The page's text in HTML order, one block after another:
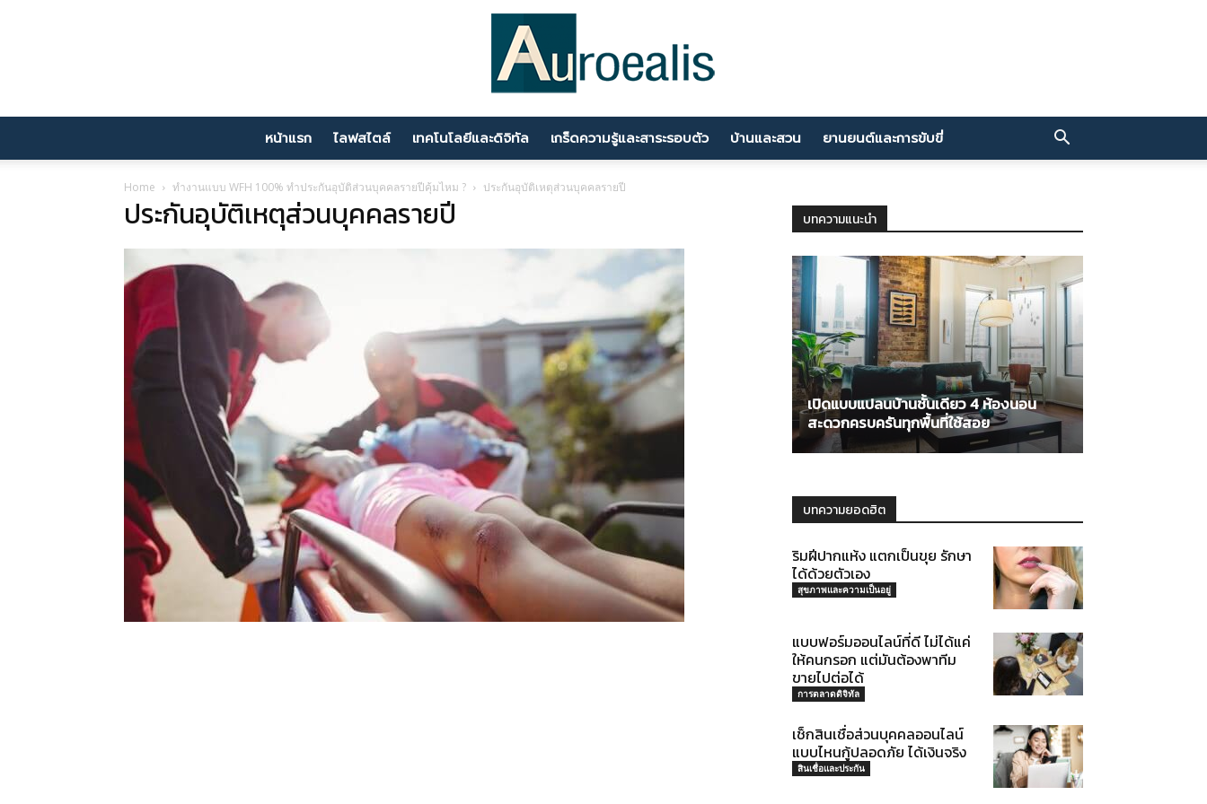
นานา
สาระ
ความ
รู้
ทุก
หน้าแรก ไลฟสไตล์ เทคโนโลยีและดิจิทัล เกร็ดความรู้และสาระรอบตัว บ้านและสวน ยานยนต์และการขับขี่
Home ทำงานแบบ WFH 100% ทำประกันอุบัติส่วนบุคคลรายปีคุ้มไหม ? ประกันอุบัติเหตุส่วนบุคคลรายปี
ประกันอุบัติเหตุส่วนบุคคลรายปี บทความแนะนำ
เปิดแบบแปลนบ้านชั้นเดียว 4 ห้องนอน
สะดวกครบครันทุกพื้นที่ใช้สอย
บทความยอดฮิต
ริมฝีปากแห้ง แตกเป็นขุย รักษา
ได้ด้วยตัวเอง
สุขภาพและความเป็นอยู่
แบบฟอร์มออนไลน์ที่ดี ไม่ได้แค่
ให้คนกรอก แต่มันต้องพาทีม
ขายไปต่อได้
การตลาดดิจิทัล
เช็กสินเชื่อส่วนบุคคลออนไลน์
แบบไหนกู้ปลอดภัย ได้เงินจริง
สินเชื่อและประกัน